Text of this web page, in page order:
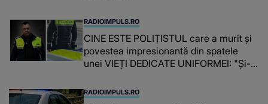
RADIOIMPULS.RO
CINE ESTE POLIȚISTUL care a murit și
povestea impresionantă din spatele
unei VIEȚI DEDICATE UNIFORMEI: "Și-a
iar în relația cu colegii a fost un sprijin,
un sfătuitor și un..."
RADIOIMPULS.RO